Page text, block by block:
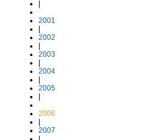
2001
2002
2003
2004
2005
2006
2007